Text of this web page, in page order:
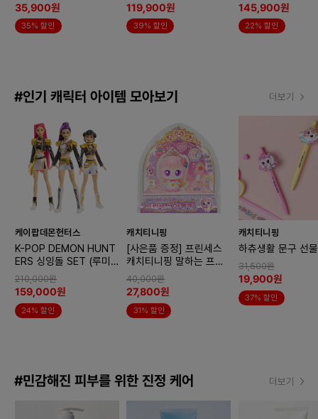
35,900원
35% 할인
119,900원
39% 할인
145,900원
22% 할인
#인기 캐릭터 아이템 모아보기 더보기
케이팝데몬헌터스
K-POP DEMON HUNT
ERS 싱잉돌 SET (루미/
미라/조이)
210,000원
159,000원
24% 할인
캐치티니핑
[사은품 증정] 프린세스
캐치티니핑 말하는 프린
세스 아름핑
40,000원
27,800원
31% 할인
캐치티니핑
하츄생활 문구 선
31,500원
19,900원
37% 할인
#민감해진 피부를 위한 진정 케어 더보기